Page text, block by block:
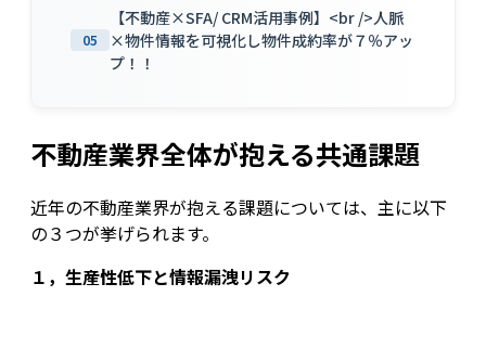
05
【不動産×SFA/ CRM活用事例】<br />人脈
×物件情報を可視化し物件成約率が７％アッ
プ！！
不動産業界全体が抱える共通課題
近年の不動産業界が抱える課題については、主に以下
の３つが挙げられます。
１，生産性低下と情報漏洩リスク